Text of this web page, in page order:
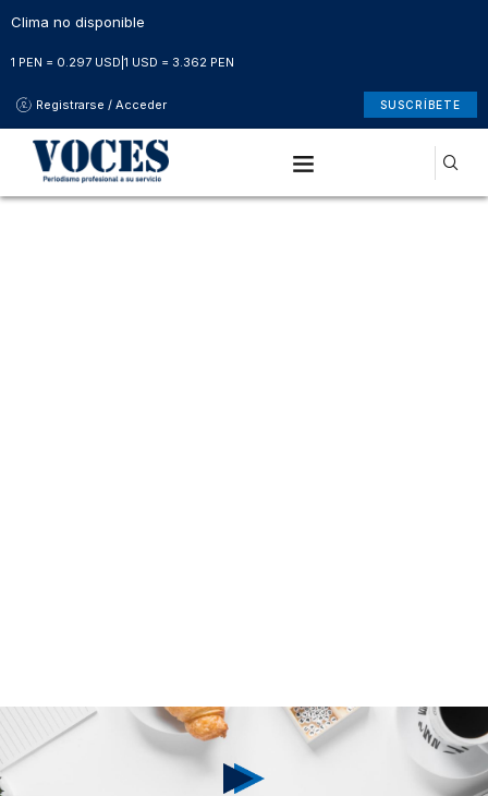
Clima no disponible
1 PEN = 0.297 USD 1 USD = 3.362 PEN
Registrarse / Acceder SUSCRÍBETE